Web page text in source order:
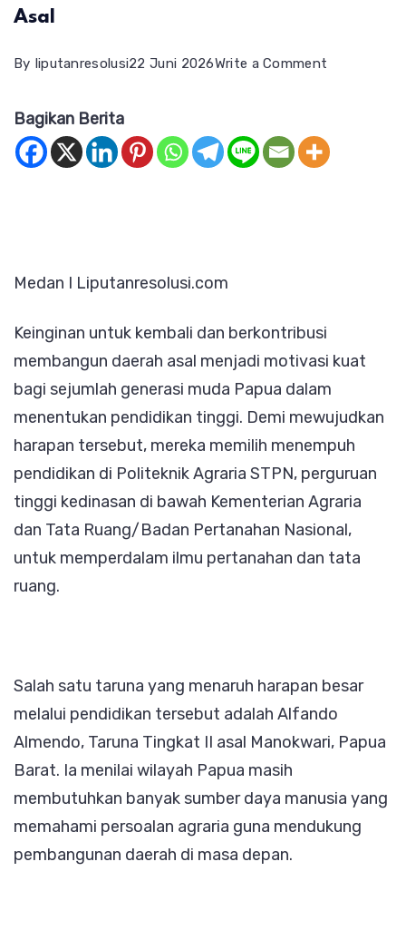
Asal
By liputanresolusi22 Juni 2026Write a Comment
Papua
Asal
Bagikan Berita
Medan I Liputanresolusi.com
Keinginan untuk kembali dan berkontribusi
membangun daerah asal menjadi motivasi kuat
bagi sejumlah generasi muda Papua dalam
menentukan pendidikan tinggi. Demi mewujudkan
harapan tersebut, mereka memilih menempuh
pendidikan di Politeknik Agraria STPN, perguruan
tinggi kedinasan di bawah Kementerian Agraria
dan Tata Ruang/Badan Pertanahan Nasional,
untuk memperdalam ilmu pertanahan dan tata
ruang.
Salah satu taruna yang menaruh harapan besar
melalui pendidikan tersebut adalah Alfando
Almendo, Taruna Tingkat II asal Manokwari, Papua
Barat. Ia menilai wilayah Papua masih
membutuhkan banyak sumber daya manusia yang
memahami persoalan agraria guna mendukung
pembangunan daerah di masa depan.